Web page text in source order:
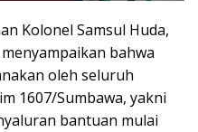
Kolonel Samsul Huda,
bahwa
oleh seluruh
1607/Sumbawa, yakni
bantuan mulai